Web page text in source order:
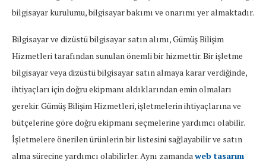
bilgisayar kurulumu, bilgisayar bakımı ve onarımı yer almaktadır.
Bilgisayar ve dizüstü bilgisayar satın alımı, Gümüş Bilişim
Hizmetleri tarafından sunulan önemli bir hizmettir. Bir işletme
bilgisayar veya dizüstü bilgisayar satın almaya karar verdiğinde,
ihtiyaçları için doğru ekipmanı aldıklarından emin olmaları
gerekir. Gümüş Bilişim Hizmetleri, işletmelerin ihtiyaçlarına ve
bütçelerine göre doğru ekipmanı seçmelerine yardımcı olabilir.
İşletmelere önerilen ürünlerin bir listesini sağlayabilir ve satın
alma sürecine yardımcı olabilirler. Aynı zamandaweb tasarım